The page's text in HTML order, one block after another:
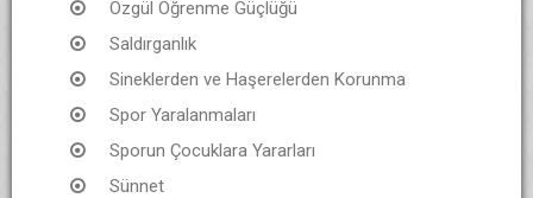
Özgül Öğrenme Güçlüğü
Saldırganlık
Sineklerden ve Haşerelerden Korunma
Spor Yaralanmaları
Sporun Çocuklara Yararları
Sünnet